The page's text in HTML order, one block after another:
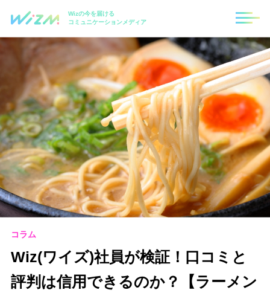
Wizの今を届ける
コミュニケーションメディア
コラム
Wiz(ワイズ)社員が検証！口コミと
評判は信用できるのか？【ラーメン